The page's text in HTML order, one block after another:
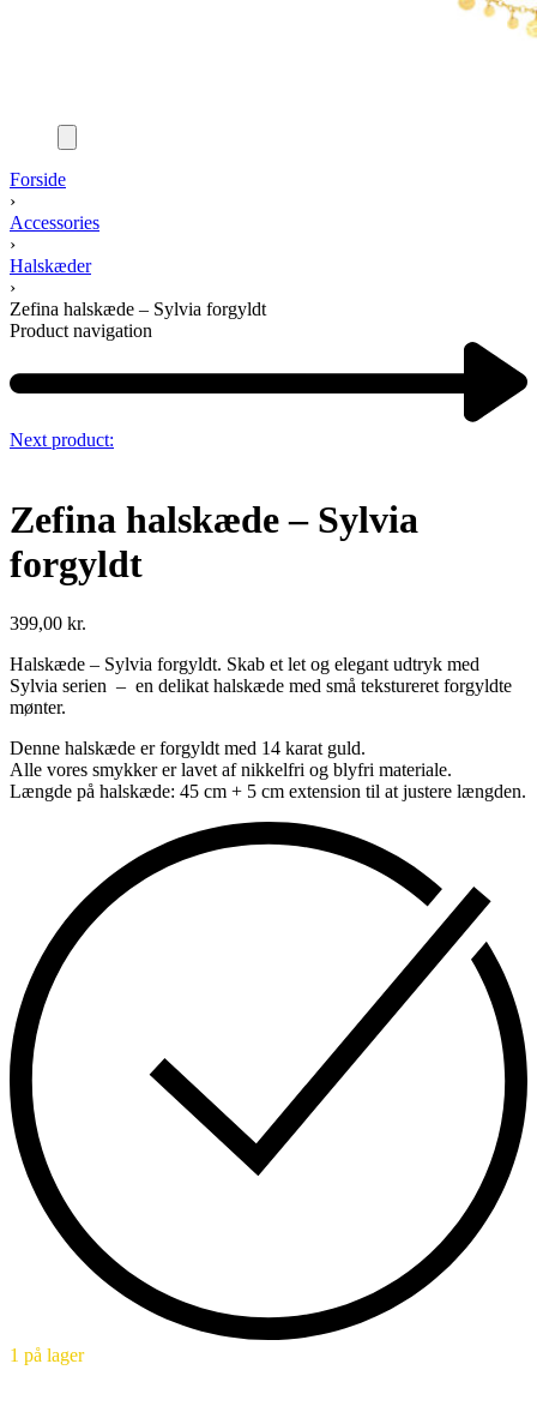
Forside
›
Accessories
›
Halskæder
›
Zefina halskæde – Sylvia forgyldt
Product navigation
Next product:
Zefina halskæde – Sylvia
forgyldt
399,00 kr.
Halskæde – Sylvia forgyldt. Skab et let og elegant udtryk med
Sylvia serien – en delikat halskæde med små tekstureret forgyldte
mønter.
Denne halskæde er forgyldt med 14 karat guld.
Alle vores smykker er lavet af nikkelfri og blyfri materiale.
Længde på halskæde: 45 cm + 5 cm extension til at justere længden.
1 på lager